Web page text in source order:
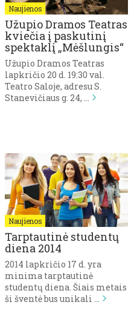
Naujienos
Užupio Dramos Teatras
kviečia į paskutinį
spektaklį „Mėšlungis“
Užupio Dramos Teatras
lapkričio 20 d. 19:30 val.
Teatro Saloje, adresu S.
Stanevičiaus g. 24, …
Naujienos
Tarptautinė studentų
diena 2014
2014 lapkričio 17 d. yra
minima tarptautinė
studentų diena. Šiais metais
ši šventė bus unikali …